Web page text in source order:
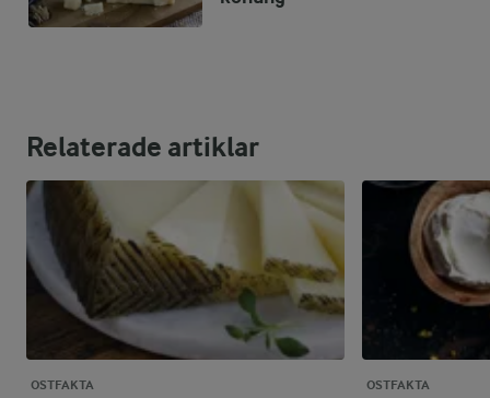
Relaterade artiklar
OSTFAKTA OSTFAKTA